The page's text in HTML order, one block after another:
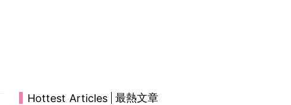
Hottest Articles 最熱文章